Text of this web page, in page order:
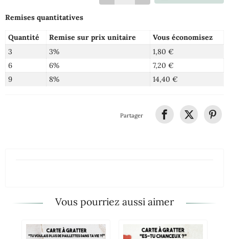
Remises quantitatives
Quantité Remise sur prix unitaire
Vous économisez
3
3%
1,80 €
6
6%
7,20 €
9
8% 14,40 €
Partager
Vous pourriez aussi aimer